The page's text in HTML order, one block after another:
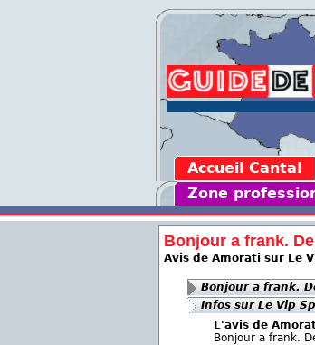
Accueil Cantal
Zone
Bonjour a frank.
Avis de Amorati sur Le
Bonjour a frank.
Infos sur Le Vip
L'avis de
Bonjour a frank.